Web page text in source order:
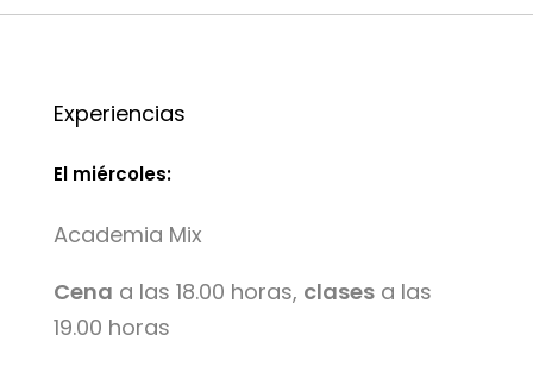
Experiencias
El miércoles:
Academia Mix
Cena a las 18.00 horas, clasesa las
19.00 horas